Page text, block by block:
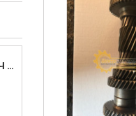
КОРОБКА ПЕРЕДАЧ НА ДЛЯ АВТОМОБИЛЯ ГАЗЕЛЬ 3302 АРТИКУЛ 3302-1700010 (УСИЛЕННАЯ)